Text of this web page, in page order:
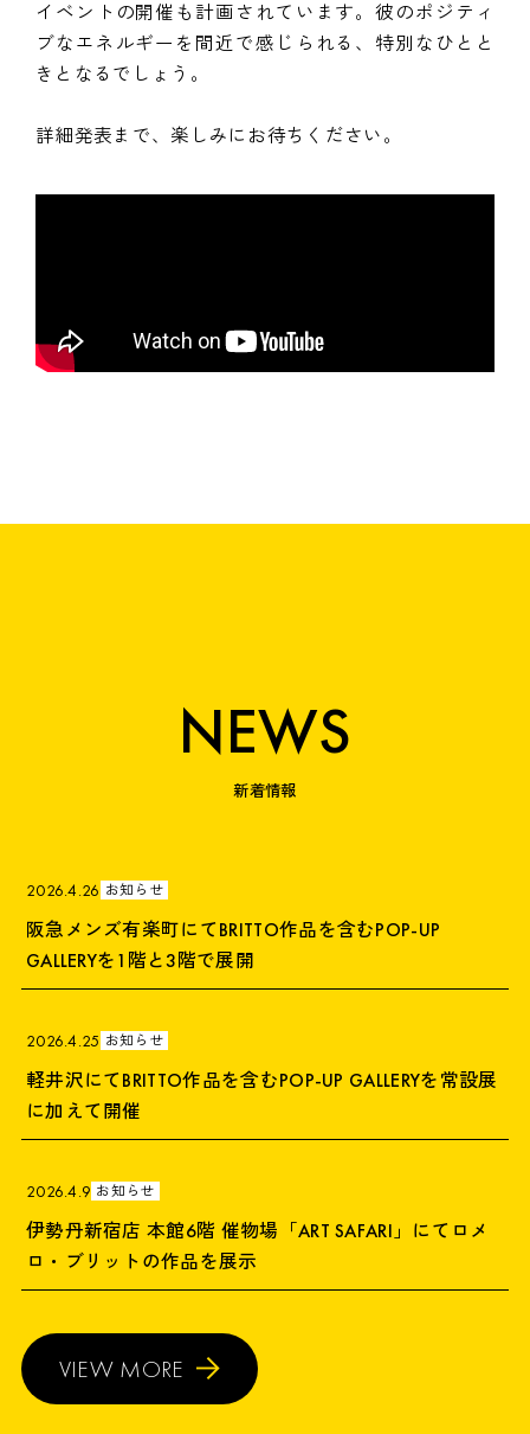
イベントの開催も計画されています。彼のポジティ
ブなエネルギーを間近で感じられる、特別なひとと
きとなるでしょう。
詳細発表まで、楽しみにお待ちください。
NEWS
新着情報
2026.4.26 お知らせ
阪急メンズ有楽町にてBRITTO作品を含むPOP-UP
GALLERYを1階と3階で展開
2026.4.25 お知らせ
軽井沢にてBRITTO作品を含むPOP-UP GALLERYを常設展
に加えて開催
2026.4.9 お知らせ
伊勢丹新宿店 本館6階 催物場「ART SAFARI」にてロメ
ロ・ブリットの作品を展示
VIEW MORE